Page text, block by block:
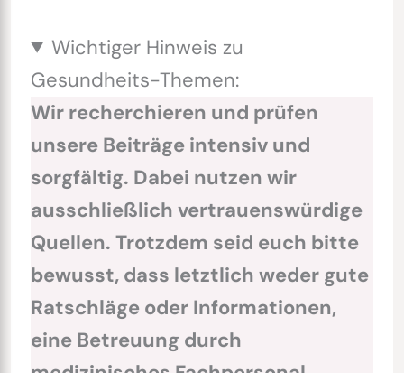
Wichtiger Hinweis zu
Gesundheits-Themen:
Wir recherchieren und prüfen
unsere Beiträge intensiv und
sorgfältig. Dabei nutzen wir
ausschließlich vertrauenswürdige
Quellen. Trotzdem seid euch bitte
bewusst, dass letztlich weder gute
Ratschläge oder Informationen,
eine Betreuung durch